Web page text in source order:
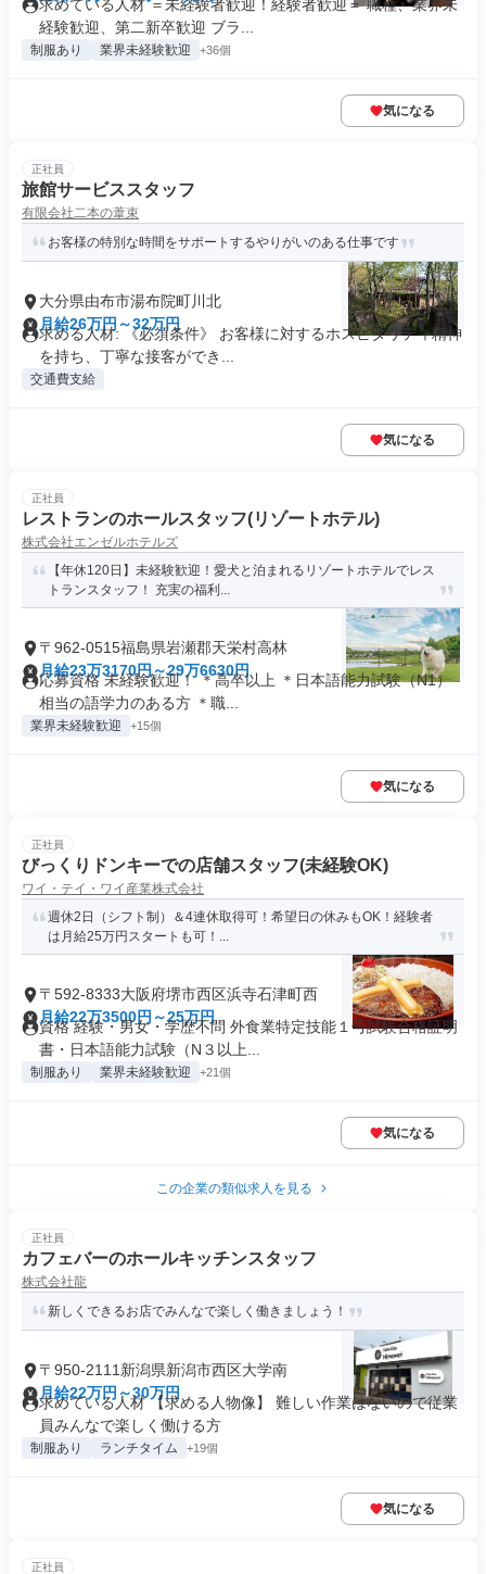
求めている人材 ＝未経験者歓迎！経験者歓迎＝ 職種、業界未
経験歓迎、第二新卒歓迎 ブラ...
制服あり 業界未経験歓迎 +36個
気になる
正社員
旅館サービススタッフ
有限会社二本の葦束
お客様の特別な時間をサポートするやりがいのある仕事です
大分県由布市湯布院町川北
月給26万円～32万円
求める人材: 《必須条件》 お客様に対するホスピタリティ精神
を持ち、丁寧な接客ができ...
交通費支給
気になる
正社員
レストランのホールスタッフ(リゾートホテル)
株式会社エンゼルホテルズ
【年休120日】未経験歓迎！愛犬と泊まれるリゾートホテルでレス
トランスタッフ！ 充実の福利...
〒962-0515福島県岩瀬郡天栄村高林
月給23万3170円～29万6630円
応募資格 未経験歓迎！ ＊高卒以上 ＊日本語能力試験（N1）
相当の語学力のある方 ＊職...
業界未経験歓迎 +15個
気になる
正社員
びっくりドンキーでの店舗スタッフ(未経験OK)
ワイ・テイ・ワイ産業株式会社
週休2日（シフト制）＆4連休取得可！希望日の休みもOK！経験者
は月給25万円スタートも可！...
〒592-8333大阪府堺市西区浜寺石津町西
月給22万3500円～25万円
資格 経験・男女・学歴不問 外食業特定技能１号試験合格証明
書・日本語能力試験（N３以上...
制服あり 業界未経験歓迎 +21個
気になる
この企業の類似求人を見る
正社員
カフェバーのホールキッチンスタッフ
株式会社龍
新しくできるお店でみんなで楽しく働きましょう！
〒950-2111新潟県新潟市西区大学南
月給22万円～30万円
求めている人材 【求める人物像】 難しい作業はないので従業
員みんなで楽しく働ける方
制服あり ランチタイム +19個
気になる
正社員